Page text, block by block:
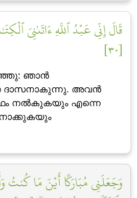
قَالَ إِنِّي عَبۡدُ ٱللَّهِ ءَاتَىٰنِيَ
[٣٠]
ഞാന്‍
ദാസനാകുന്നു. അവന്‍
നല്‍കുകയും എന്നെ
وَجَعَلَنِي مُبَارَكًا أَيۡنَ مَا كُنتُ